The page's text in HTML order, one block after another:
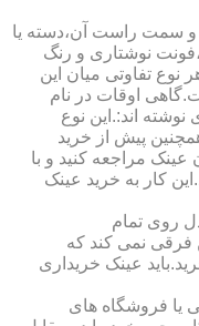
و سمت راست آن،دسته یا
نوشتاری و رنگ
نوع تفاوتی میان این
اوقات در نام
نوشته اند:.این نوع
پیش از خرید
عینک مراجعه کنید و با
کار به خرید عینک
روی تمام
نمی کند که
عینک خریداری
یا فروشگاه های